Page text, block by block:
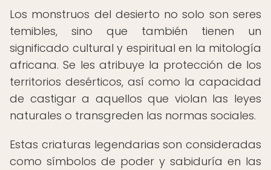
Los monstruos del desierto no solo son seres
temibles, sino que también tienen un
significado cultural y espiritual en la mitología
africana. Se les atribuye la protección de los
territorios desérticos, así como la capacidad
de castigar a aquellos que violan las leyes
naturales o transgreden las normas sociales.
Estas criaturas legendarias son consideradas
como símbolos de poder y sabiduría en las